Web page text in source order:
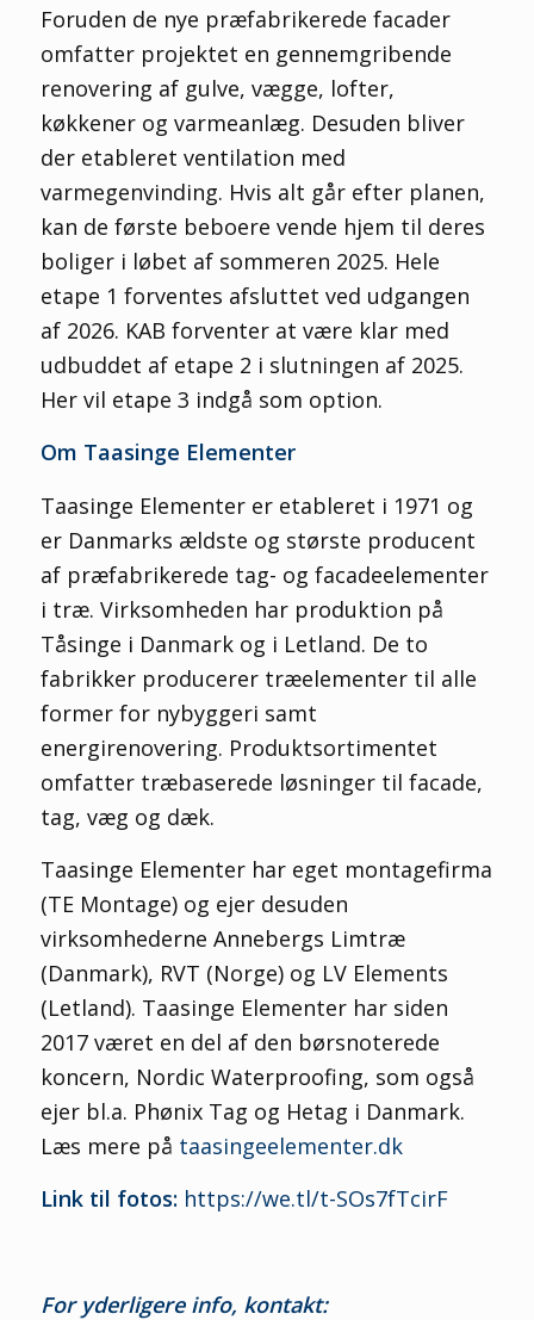
Foruden de nye præfabrikerede facader
omfatter projektet en gennemgribende
renovering af gulve, vægge, lofter,
køkkener og varmeanlæg. Desuden bliver
der etableret ventilation med
varmegenvinding. Hvis alt går efter planen,
kan de første beboere vende hjem til deres
boliger i løbet af sommeren 2025. Hele
etape 1 forventes afsluttet ved udgangen
af 2026. KAB forventer at være klar med
udbuddet af etape 2 i slutningen af 2025.
Her vil etape 3 indgå som option.
Om Taasinge Elementer
Taasinge Elementer er etableret i 1971 og
er Danmarks ældste og største producent
af præfabrikerede tag- og facadeelementer
i træ. Virksomheden har produktion på
Tåsinge i Danmark og i Letland. De to
fabrikker producerer træelementer til alle
former for nybyggeri samt
energirenovering. Produktsortimentet
omfatter træbaserede løsninger til facade,
tag, væg og dæk.
Taasinge Elementer har eget montagefirma
(TE Montage) og ejer desuden
virksomhederne Annebergs Limtræ
(Danmark), RVT (Norge) og LV Elements
(Letland). Taasinge Elementer har siden
2017 været en del af den børsnoterede
koncern, Nordic Waterproofing, som også
ejer bl.a. Phønix Tag og Hetag i Danmark.
Læs mere på taasingeelementer.dk
Link til fotos: https://we.tl/t-SOs7fTcirF
For yderligere info, kontakt: